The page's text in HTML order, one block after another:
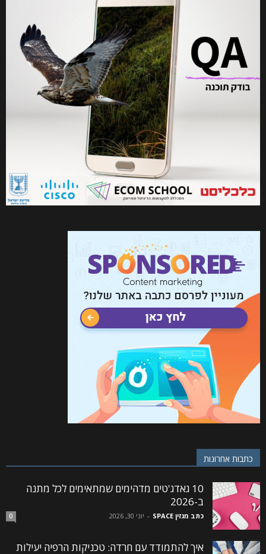
כתבות אחרונות
10 גאדג'טים מדהימים שמתאימים לכל מתנה
ב-2026
כתב מגזין SPACE - יוני 30, 2026 0
איך להתמודד עם חרדה: טכניקות הרפיה יעילות